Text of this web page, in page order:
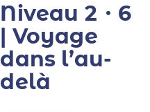
Niveau 2・6
| Voyage
dans l’au-
delà